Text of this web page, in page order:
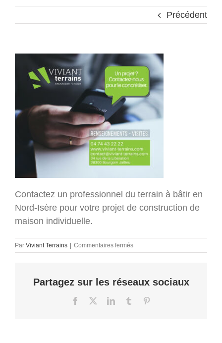
Précédent
Contactez un professionnel du terrain à bâtir en
Nord-Isère pour votre projet de construction de
maison individuelle.
Par Viviant Terrains Commentaires ferméssur
terrain-
38-
terrains-
Partagez sur les réseaux sociaux
Facebook LinkedInTumblr